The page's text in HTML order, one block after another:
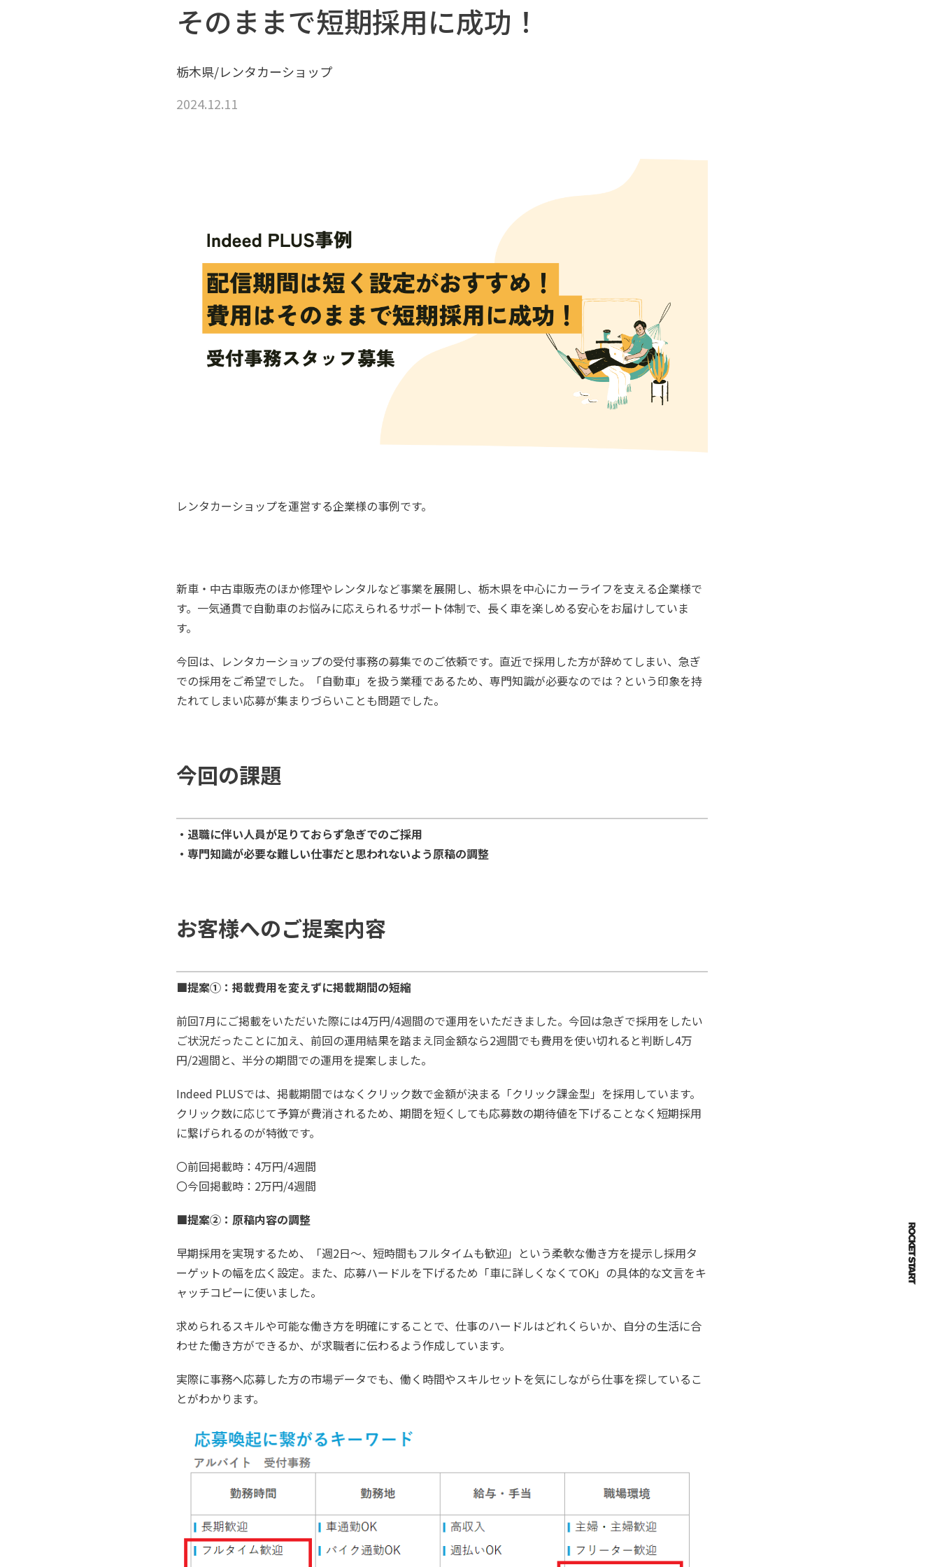
そのままで短期採用に成功！
栃木県/レンタカーショップ
2024.12.11
レンタカーショップを運営する企業様の事例です。
新車・中古車販売のほか修理やレンタルなど事業を展開し、栃木県を中心にカーライフを支える企業様で
す。一気通貫で自動車のお悩みに応えられるサポート体制で、長く車を楽しめる安心をお届けしていま
す。
今回は、レンタカーショップの受付事務の募集でのご依頼です。直近で採用した方が辞めてしまい、急ぎ
での採用をご希望でした。「自動車」を扱う業種であるため、専門知識が必要なのでは？という印象を持
たれてしまい応募が集まりづらいことも問題でした。
今回の課題
・退職に伴い人員が足りておらず急ぎでのご採用
・専門知識が必要な難しい仕事だと思われないよう原稿の調整
お客様へのご提案内容
■提案①：掲載費用を変えずに掲載期間の短縮
前回7月にご掲載をいただいた際には4万円/4週間ので運用をいただきました。今回は急ぎで採用をしたい
ご状況だったことに加え、前回の運用結果を踏まえ同金額なら2週間でも費用を使い切れると判断し4万
円/2週間と、半分の期間での運用を提案しました。
Indeed PLUSでは、掲載期間ではなくクリック数で金額が決まる「クリック課金型」を採用しています。
クリック数に応じて予算が費消されるため、期間を短くしても応募数の期待値を下げることなく短期採用
に繋げられるのが特徴です。
〇前回掲載時：4万円/4週間
〇今回掲載時：2万円/4週間
■提案②：原稿内容の調整
早期採用を実現するため、「週2日～、短時間もフルタイムも歓迎」という柔軟な働き方を提示し採用タ
ーゲットの幅を広く設定。また、応募ハードルを下げるため「車に詳しくなくてOK」の具体的な文言をキ
ャッチコピーに使いました。
求められるスキルや可能な働き方を明確にすることで、仕事のハードルはどれくらいか、自分の生活に合
わせた働き方ができるか、が求職者に伝わるよう作成しています。
実際に事務へ応募した方の市場データでも、働く時間やスキルセットを気にしながら仕事を探しているこ
とがわかります。